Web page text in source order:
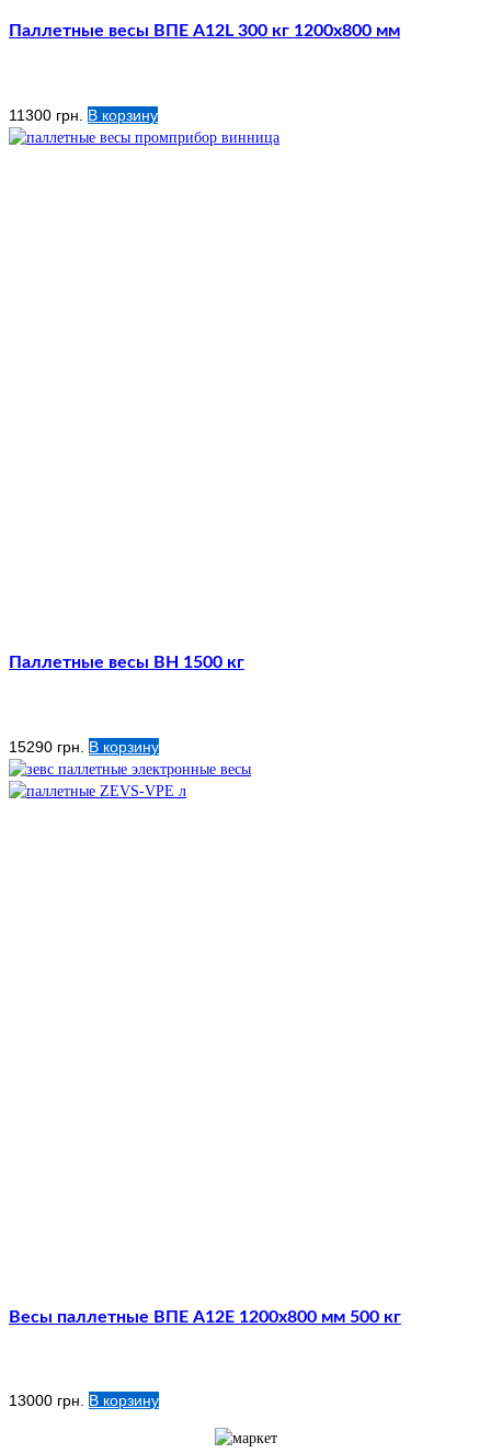
Паллетные весы ВПЕ А12L 300 кг 1200х800 мм
11300 грн. В корзину
Паллетные весы ВН 1500 кг
15290 грн. В корзину
Весы паллетные ВПЕ А12E 1200х800 мм 500 кг
13000 грн. В корзину